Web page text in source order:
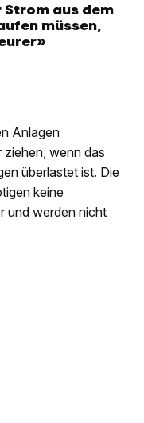
Strom aus dem
müssen,
Anlagen
wenn das
überlastet ist. Die
keine
und werden nicht